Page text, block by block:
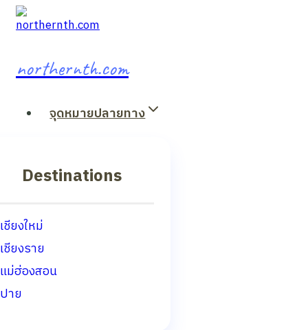
Skip
northernth.com
จุดหมายปลายทาง
Destinations
เชียงใหม่
เชียงราย
แม่ฮ่องสอน
ปาย